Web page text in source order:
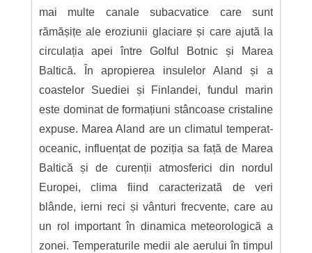
mai multe canale subacvatice care sunt
rămășițe ale eroziunii glaciare și care ajută la
circulația apei între Golful Botnic și Marea
Baltică. În apropierea insulelor Aland și a
coastelor Suediei și Finlandei, fundul marin
este dominat de formațiuni stâncoase cristaline
expuse. Marea Aland are un climatul temperat-
oceanic, influențat de poziția sa față de Marea
Baltică și de curenții atmosferici din nordul
Europei, clima fiind caracterizată de veri
blânde, ierni reci și vânturi frecvente, care au
un rol important în dinamica meteorologică a
zonei. Temperaturile medii ale aerului în timpul